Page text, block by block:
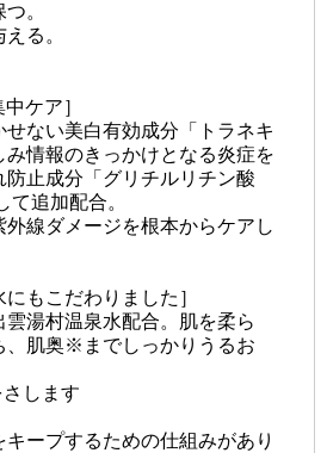
。
る。
ケア］
ない美白有効成分「トラネキ
情報のきっかけとなる炎症を
防止成分「グリチルリチン酸
て追加配合。
外線ダメージを根本からケアし
にもこだわりました］
湯村温泉水配合。肌を柔ら
、肌奥※までしっかりうるお
します
キープするための仕組みがあり